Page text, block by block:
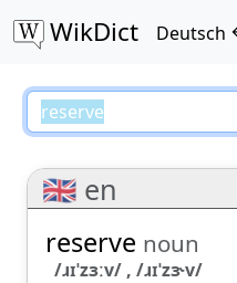
WikDict Deutsch
reserve –
🇬🇧 en
reserve noun
/ɹɪˈzɜːv/ , /ɹɪˈzɝv/